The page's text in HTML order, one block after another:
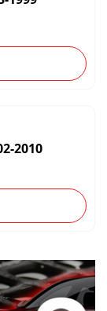
2010